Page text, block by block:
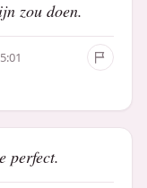
zou doen.
perfect.